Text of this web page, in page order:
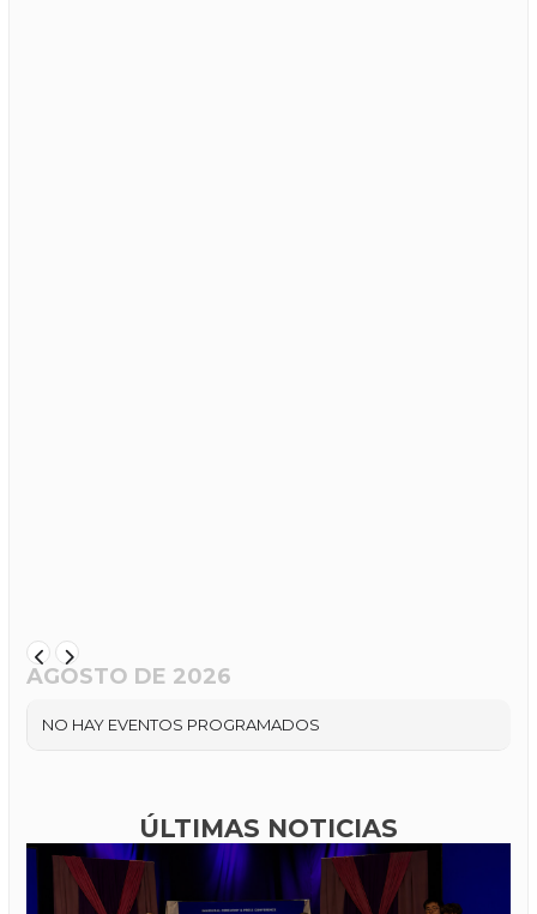
AGOSTO DE 2026
NO HAY EVENTOS PROGRAMADOS
ÚLTIMAS NOTICIAS